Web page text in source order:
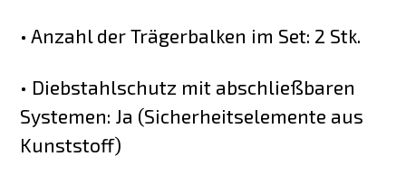
• Anzahl der Trägerbalken im Set: 2 Stk.
• Diebstahlschutz mit abschließbaren
Systemen: Ja (Sicherheitselemente aus
Kunststoff)